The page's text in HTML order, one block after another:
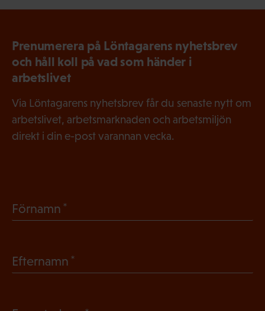
Prenumerera på Löntagarens nyhetsbrev
och håll koll på vad som händer i
arbetslivet
Via Löntagarens nyhetsbrev får du senaste nytt om
arbetslivet, arbetsmarknaden och arbetsmiljön
direkt i din e-post varannan vecka.
Förnamn
Efternamn